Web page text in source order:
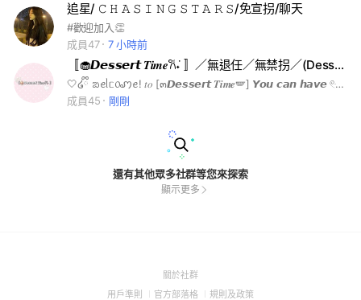
追星/ 𝙲 𝙷 𝙰 𝚂 𝙸 𝙽 𝙶 𝚂 𝚃 𝙰 𝚁 𝚂/免宣拐/聊天
#歡迎加入👏
成員47
7 小時前
〚🧁𝘿𝙚𝙨𝙨𝙚𝙧𝙩 𝑻𝒊𝒎𝒆𐙚݁˖ 〛／無退任／無禁拐／(Dessert time)
🤍໒ྀི ᨰꫀᥣᥴ᥆ꩇꫀ! 𝑡𝑜 [๓𝘿𝙚𝙨𝙨𝙚𝙧𝙩 𝑻𝒊𝒎𝒆🪽] 𝙔𝙤𝙪 𝙘𝙖𝙣 𝙝𝙖𝙫𝙚 𓏲ּ𝄢𝘿𝙚𝙨𝙨𝙚𝙧𝙩 𝑻𝒊𝒎𝒆࣪࣪˖ 𝙞𝙣 𝙝𝙚𝙧𝙚 #kpop #閒聊 #質感 #ins #動漫 #討論 #畫畫
成員45
剛剛
還有其他眾多社群等您來探索
顯示更多
關於社群(Open
用戶準則 (Open
官方部落格 (Open
規則及政策(Open